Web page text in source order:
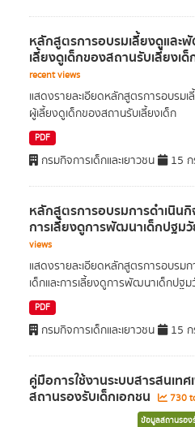
หลักสูตรการอบรมเลี้ยงดูและ
เลี้ยงดูเด็กของสถานรับเลี้ยงเด็
recent views
แสดงรายละเอียดหลักสูตรการอบรม
ผู้เลี้ยงดูเด็กของสถานรับเลี้ยงเด็ก
PDF
กรมกิจการเด็กและเยาวชน 15 ก
หลักสูตรการอบรมการดำเนินกิ
การเลี้ยงดูการพัฒนาเด็กปฐม
views
แสดงรายละเอียดหลักสูตรการอบรม
เด็กและการเลี้ยงดูการพัฒนาเด็กปฐม
PDF
กรมกิจการเด็กและเยาวชน 15 ก
คู่มือการใช้งานระบบสารสนเท
สถานรองรับเด็กเอกชน 730
ข้อมูลสถานรอง